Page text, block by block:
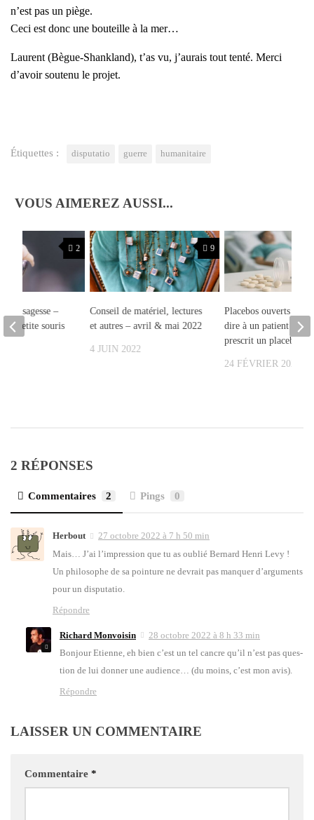
n’est pas un piège.
Ceci est donc une bou­teille à la mer…
Laurent (Bègue-Shank­land), t’as vu, j’aurais tout ten­té. Mer­ci
d’avoir sou­te­nu le pro­jet.
Étiquettes : disputatio guerre humanitaire
VOUS AIMEREZ AUSSI...
9
Conseil de matériel, lectures
et autres – avril & mai 2022
4 JUIN 2022
Placebos ouverts :
dire à un patient
prescrit un placebo ?
24 FÉVRIER 2026
2
de sagesse –
petite souris
2 RÉPONSES
Commentaires 2 Pings 0
Herbout
27 octobre 2022 à 7 h 50 min
Mais… J’ai l’im­pres­sion que tu as oublié Ber­nard Hen­ri Levy !
Un phi­lo­sophe de sa poin­ture ne devrait pas man­quer d’ar­gu­ments
pour un dis­pu­ta­tio.
Répondre
Richard Monvoisin
28 octobre 2022 à 8 h 33 min
Bon­jour Etienne, eh bien c’est un tel cancre qu’il n’est pas ques­
tion de lui don­ner une audience… (du moins, c’est mon avis).
Répondre
LAISSER UN COMMENTAIRE
Commentaire *